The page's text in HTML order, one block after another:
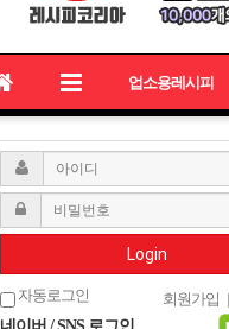
업소용레시피
Login
자동로그인 회원가입 |